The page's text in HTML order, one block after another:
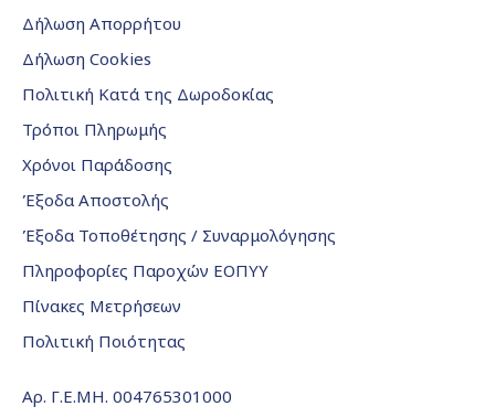
Δήλωση Απορρήτου
Δήλωση Cookies
Πολιτική Κατά της Δωροδοκίας
Τρόποι Πληρωμής
Χρόνοι Παράδοσης
Έξοδα Αποστολής
Έξοδα Τοποθέτησης / Συναρμολόγησης
Πληροφορίες Παροχών ΕΟΠΥΥ
Πίνακες Μετρήσεων
Πολιτική Ποιότητας
Αρ. Γ.Ε.ΜΗ. 004765301000